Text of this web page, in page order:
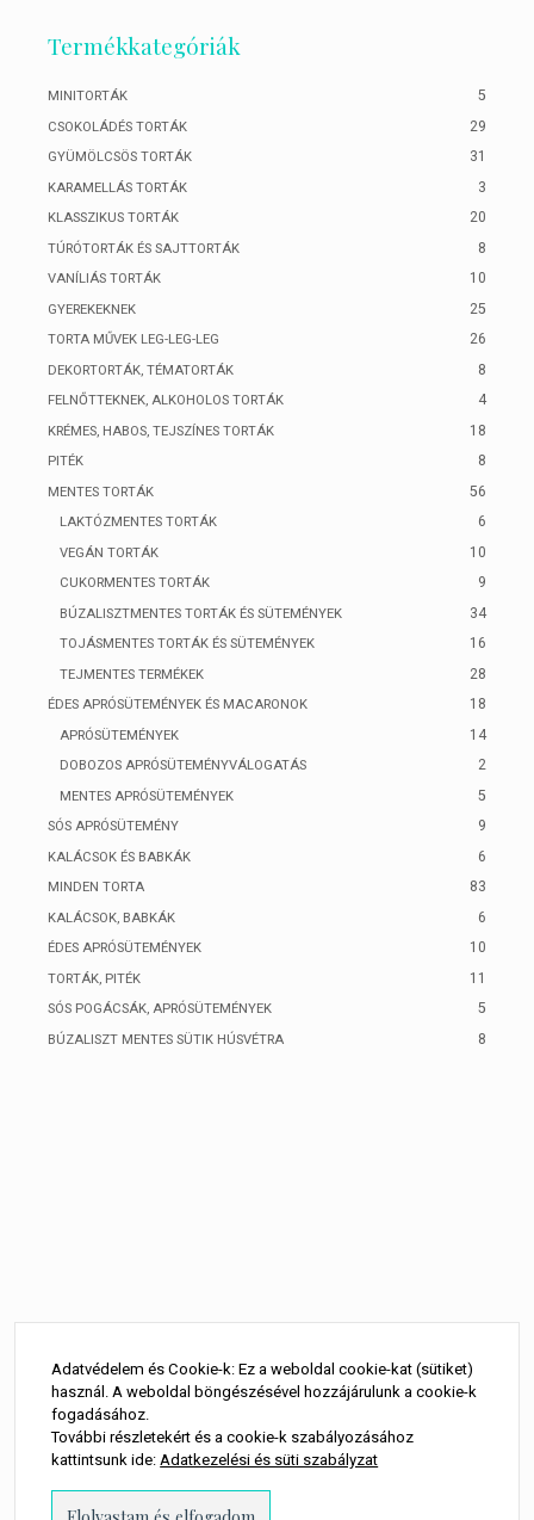
Termékkategóriák
MINITORTÁK 5
CSOKOLÁDÉS TORTÁK 29
GYÜMÖLCSÖS TORTÁK 31
KARAMELLÁS TORTÁK 3
KLASSZIKUS TORTÁK 20
TÚRÓTORTÁK ÉS SAJTTORTÁK 8
VANÍLIÁS TORTÁK 10
GYEREKEKNEK 25
TORTA MŰVEK LEG-LEG-LEG 26
DEKORTORTÁK, TÉMATORTÁK 8
FELNŐTTEKNEK, ALKOHOLOS TORTÁK 4
KRÉMES, HABOS, TEJSZÍNES TORTÁK 18
PITÉK 8
MENTES TORTÁK 56
LAKTÓZMENTES TORTÁK 6
VEGÁN TORTÁK 10
CUKORMENTES TORTÁK 9
BÚZALISZTMENTES TORTÁK ÉS SÜTEMÉNYEK 34
TOJÁSMENTES TORTÁK ÉS SÜTEMÉNYEK 16
TEJMENTES TERMÉKEK 28
ÉDES APRÓSÜTEMÉNYEK ÉS MACARONOK 18
APRÓSÜTEMÉNYEK 14
DOBOZOS APRÓSÜTEMÉNYVÁLOGATÁS 2
MENTES APRÓSÜTEMÉNYEK 5
SÓS APRÓSÜTEMÉNY 9
KALÁCSOK ÉS BABKÁK 6
MINDEN TORTA 83
KALÁCSOK, BABKÁK 6
ÉDES APRÓSÜTEMÉNYEK 10
TORTÁK, PITÉK 11
SÓS POGÁCSÁK, APRÓSÜTEMÉNYEK 5
BÚZALISZT MENTES SÜTIK HÚSVÉTRA 8
Adatvédelem és Cookie-k: Ez a weboldal cookie-kat (sütiket)
használ. A weboldal böngészésével hozzájárulunk a cookie-k
fogadásához.
További részletekért és a cookie-k szabályozásához
kattintsunk ide:Adatkezelési és süti szabályzat